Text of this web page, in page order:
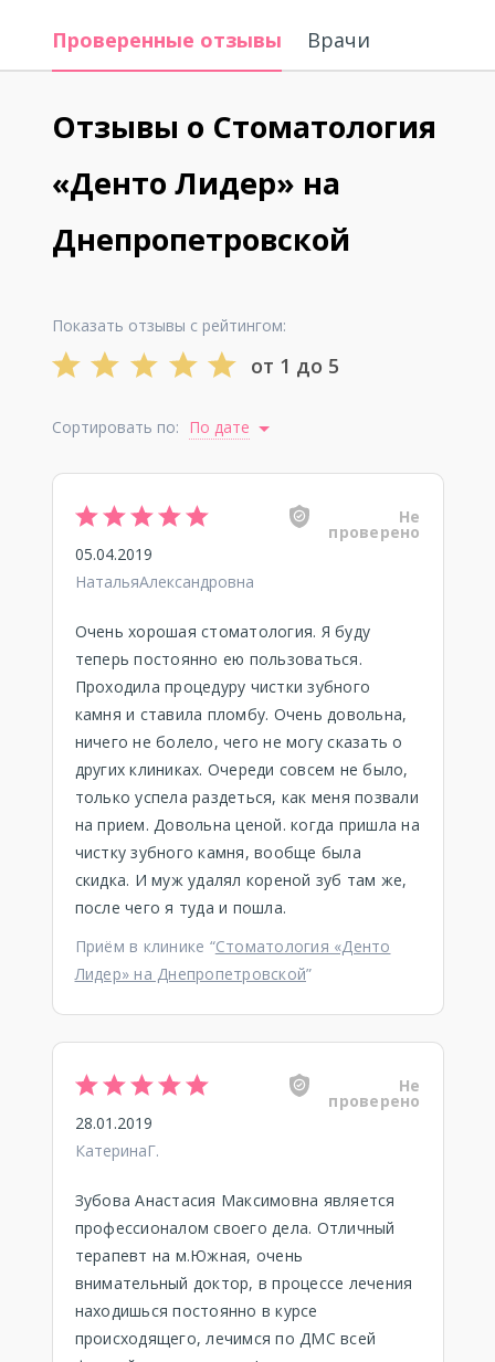
Проверенные отзывы Врачи
Отзывы о Стоматология
«Денто Лидер» на
Днепропетровской
Показать отзывы с рейтингом:
от 1 до 5
Сортировать по: По дате
Не
проверено
05.04.2019
НатальяАлександровна
Очень хорошая стоматология. Я буду
теперь постоянно ею пользоваться.
Проходила процедуру чистки зубного
камня и ставила пломбу. Очень довольна,
ничего не болело, чего не могу сказать о
других клиниках. Очереди совсем не было,
только успела раздеться, как меня позвали
на прием. Довольна ценой. когда пришла на
чистку зубного камня, вообще была
скидка. И муж удалял кореной зуб там же,
после чего я туда и пошла.
Приём в клинике “Стоматология «Денто
Лидер» на Днепропетровской”
Не
проверено
28.01.2019
КатеринаГ.
Зубова Анастасия Максимовна является
профессионалом своего дела. Отличный
терапевт на м.Южная, очень
внимательный доктор, в процессе лечения
находишься постоянно в курсе
происходящего, лечимся по ДМС всей